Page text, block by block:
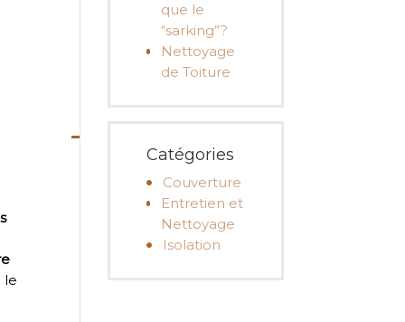
le
que le
“sarking”?
Nettoyage
de Toiture
Catégories
Couverture
Entretien et
Nettoyage
Isolation